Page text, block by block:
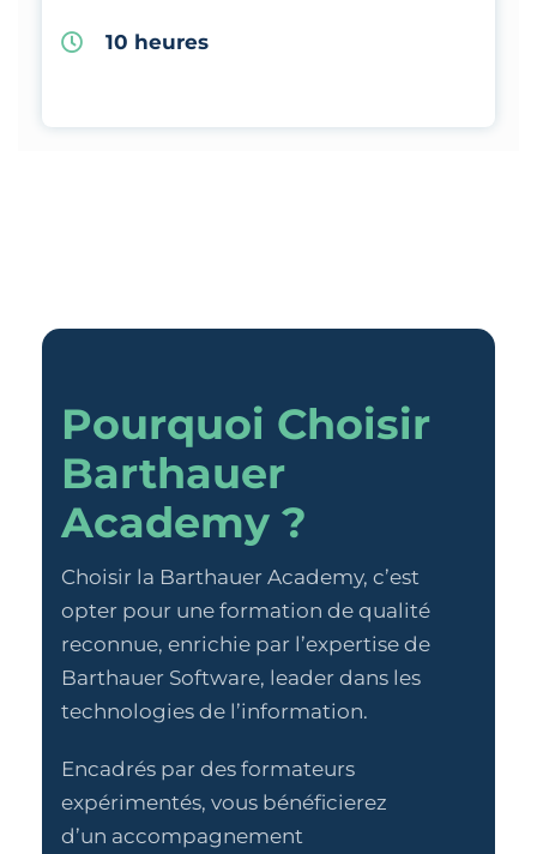
10 heures
Pourquoi Choisir
Barthauer
Academy ?
Choisir la Barthauer Academy, c’est
opter pour une formation de qualité
reconnue, enrichie par l’expertise de
Barthauer Software, leader dans les
technologies de l’information.
Encadrés par des formateurs
expérimentés, vous bénéficierez
d’un accompagnement